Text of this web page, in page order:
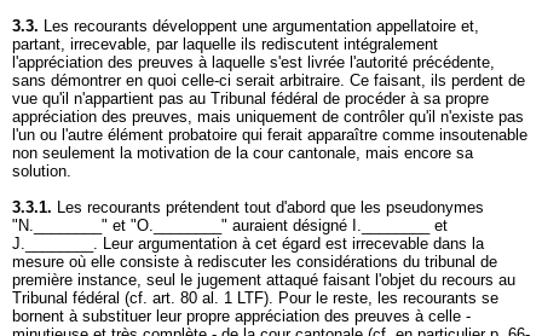
3.3. Les recourants développent une argumentation appellatoire et,
partant, irrecevable, par laquelle ils rediscutent intégralement
l'appréciation des preuves à laquelle s'est livrée l'autorité précédente,
sans démontrer en quoi celle-ci serait arbitraire. Ce faisant, ils perdent de
vue qu'il n'appartient pas au Tribunal fédéral de procéder à sa propre
appréciation des preuves, mais uniquement de contrôler qu'il n'existe pas
l'un ou l'autre élément probatoire qui ferait apparaître comme insoutenable
non seulement la motivation de la cour cantonale, mais encore sa
solution.
3.3.1. Les recourants prétendent tout d'abord que les pseudonymes
"N.________" et "O.________" auraient désigné I.________ et
J.________. Leur argumentation à cet égard est irrecevable dans la
mesure où elle consiste à rediscuter les considérations du tribunal de
première instance, seul le jugement attaqué faisant l'objet du recours au
Tribunal fédéral (cf. art. 80 al. 1 LTF). Pour le reste, les recourants se
bornent à substituer leur propre appréciation des preuves à celle -